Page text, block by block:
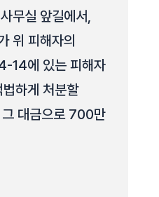
무실 앞길에서,
위 피해자의
14에 있는 피해자
하게 처분할
그 대금으로 700만